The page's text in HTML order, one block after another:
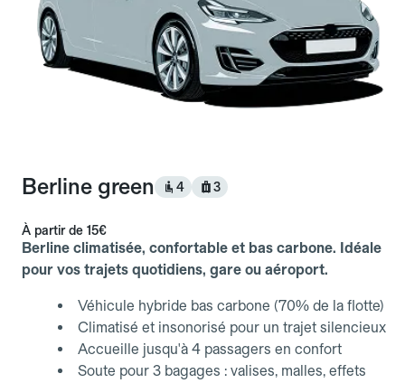
Berline green 4 3
À partir de 15€
Berline climatisée, confortable et bas carbone. Idéale
pour vos trajets quotidiens, gare ou aéroport.
Véhicule hybride bas carbone (70% de la flotte)
Climatisé et insonorisé pour un trajet silencieux
Accueille jusqu'à 4 passagers en confort
Soute pour 3 bagages : valises, malles, effets